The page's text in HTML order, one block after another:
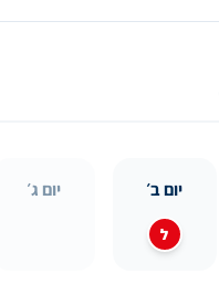
יום ב׳
ל
יום ג׳